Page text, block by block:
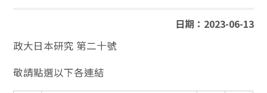
日期：2023-06-13
政大日本研究 第二十號
敬請點選以下各連結